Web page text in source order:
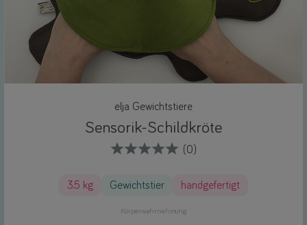
elja Gewichtstiere
Sensorik-Schildkröte
(0)
3.5 kg Gewichtstier handgefertigt
Körperwahrnehmung